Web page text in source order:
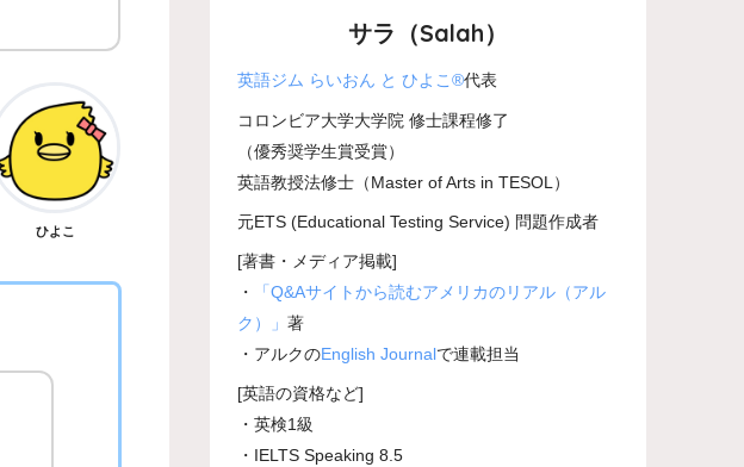
ひよこ
サラ（Salah）
英語ジム らいおん と ひよこ®代表
コロンビア大学大学院 修士課程修了
（優秀奨学生賞受賞）
英語教授法修士（Master of Arts in TESOL）
元ETS (Educational Testing Service) 問題作成者
[著書・メディア掲載]
・
「Q&Aサイトから読むアメリカのリアル（アル
ク）」著
・アルクのEnglish Journalで連載担当
[英語の資格など]
・英検1級
・IELTS Speaking 8.5